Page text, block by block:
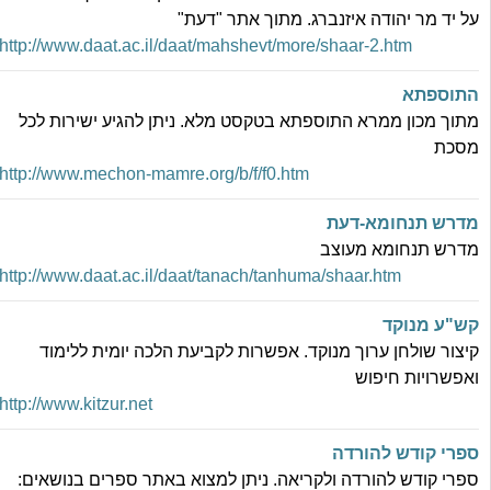
על יד מר יהודה איזנברג. מתוך אתר "דעת"
http://www.daat.ac.il/daat/mahshevt/more/shaar-2.htm
התוספתא
מתוך מכון ממרא התוספתא בטקסט מלא. ניתן להגיע ישירות לכל
מסכת
http://www.mechon-mamre.org/b/f/f0.htm
מדרש תנחומא-דעת
מדרש תנחומא מעוצב
http://www.daat.ac.il/daat/tanach/tanhuma/shaar.htm
קש"ע מנוקד
קיצור שולחן ערוך מנוקד. אפשרות לקביעת הלכה יומית ללימוד
ואפשרויות חיפוש
http://www.kitzur.net
ספרי קודש להורדה
ספרי קודש להורדה ולקריאה. ניתן למצוא באתר ספרים בנושאים: